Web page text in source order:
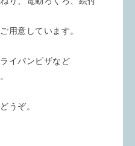
用意しています。
イパンピザなど
うぞ。